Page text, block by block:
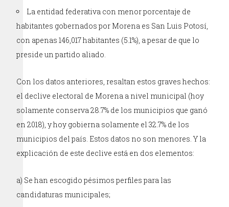
La entidad federativa con menor porcentaje de
habitantes gobernados por Morena es San Luis Potosí,
con apenas 146,017 habitantes (5.1%), a pesar de que lo
preside un partido aliado.
Con los datos anteriores, resaltan estos graves hechos:
el declive electoral de Morena a nivel municipal (hoy
solamente conserva 28.7% de los municipios que ganó
en 2018), y hoy gobierna solamente el 32.7% de los
municipios del país. Estos datos no son menores. Y la
explicación de este declive está en dos elementos:
a) Se han escogido pésimos perfiles para las
candidaturas municipales;